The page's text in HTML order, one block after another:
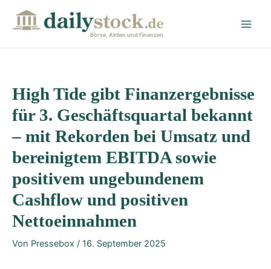
Börse, Aktien und Finanzen
High Tide gibt Finanzergebnisse
für 3. Geschäftsquartal bekannt
– mit Rekorden bei Umsatz und
bereinigtem EBITDA sowie
positivem ungebundenem
Cashflow und positiven
Nettoeinnahmen
Von Pressebox / 16. September 2025